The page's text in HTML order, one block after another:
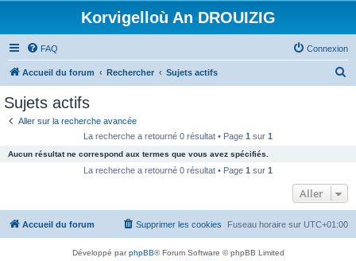
Korvigelloù An DROUIZIG
FAQ Connexion
Accueil du forum Rechercher Sujets actifs
c
e
Sujets actifs
Aller sur la recherche avancée
La recherche a retourné 0 résultat • Page 1 sur 1
Aucun résultat ne correspond aux termes que vous avez spécifiés.
La recherche a retourné 0 résultat • Page 1 sur 1
Aller
Accueil du forum Fuseau horaire sur UTC+01:00
Supprimer les cookies
Développé parphpBB® Forum Software © phpBB Limited